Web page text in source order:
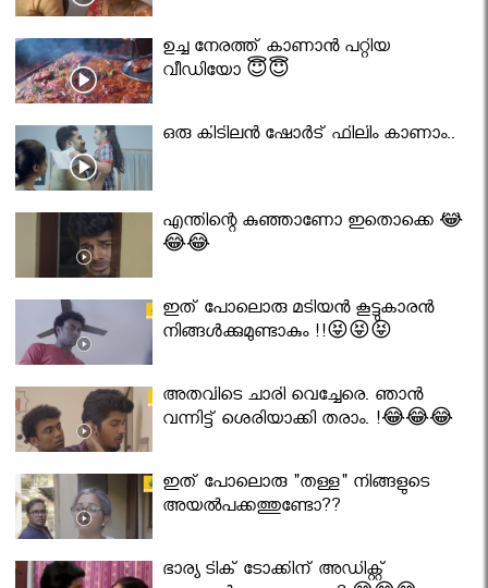
ഉച്ച നേരത്ത് കാണാൻ പറ്റിയ
വീഡിയോ 😇😇
ഒരു കിടിലൻ ഷോർട് ഫിലിം കാണാം..
എന്തിന്റെ കുഞ്ഞാണോ ഇതൊക്കെ 😂
😂😂
ഇത് പോലൊരു മടിയൻ കൂട്ടുകാരൻ
നിങ്ങൾക്കുമുണ്ടാകും !!😝😝😝
അതവിടെ ചാരി വെച്ചേരെ. ഞാൻ
വന്നിട്ട് ശെരിയാക്കി തരാം. !😂😂😂
ഇത് പോലൊരു "തള്ള" നിങ്ങളുടെ
അയല്‍പക്കത്തുണ്ടോ??
ഭാര്യ ടിക് ടോക്കിന് അഡിക്റ്റ്